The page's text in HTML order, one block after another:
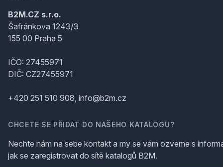
B2M.CZ s.r.o.
Šafránkova 1243/3
155 00 Praha 5
IČO: 27455971
DIČ: CZ27455971
+420 251 510 908, info@b2m.cz
CHCETE SE PŘIDAT DO NAŠEHO KATALOGU?
Nechte nám na sebe kontakt a my se vám ozveme s
jak se zaregistrovat do sítě katalogů B2M.